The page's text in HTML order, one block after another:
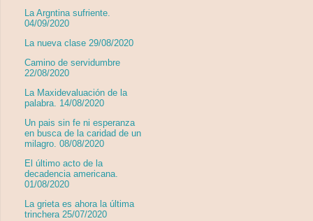
La Argntina sufriente.
04/09/2020
La nueva clase 29/08/2020
Camino de servidumbre
22/08/2020
La Maxidevaluación de la
palabra. 14/08/2020
Un pais sin fe ni esperanza
en busca de la caridad de un
milagro. 08/08/2020
El último acto de la
decadencia americana.
01/08/2020
La grieta es ahora la última
trinchera 25/07/2020